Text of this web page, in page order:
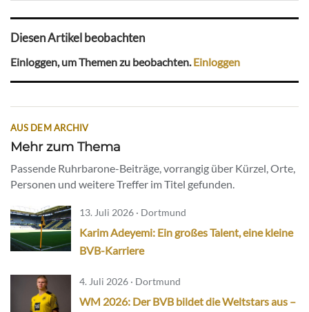
Diesen Artikel beobachten
Einloggen, um Themen zu beobachten.Einloggen
AUS DEM ARCHIV
Mehr zum Thema
Passende Ruhrbarone-Beiträge, vorrangig über Kürzel, Orte,
Personen und weitere Treffer im Titel gefunden.
13. Juli 2026 · Dortmund
Karim Adeyemi: Ein großes Talent, eine kleine
BVB-Karriere
4. Juli 2026 · Dortmund
WM 2026: Der BVB bildet die Weltstars aus –